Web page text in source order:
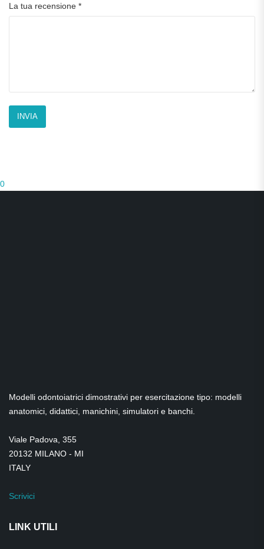
La tua recensione *
0
Modelli odontoiatrici dimostrativi per esercitazione tipo: modelli
anatomici, didattici, manichini, simulatori e banchi.
Viale Padova, 355
20132 MILANO - MI
ITALY
Scrivici
LINK UTILI